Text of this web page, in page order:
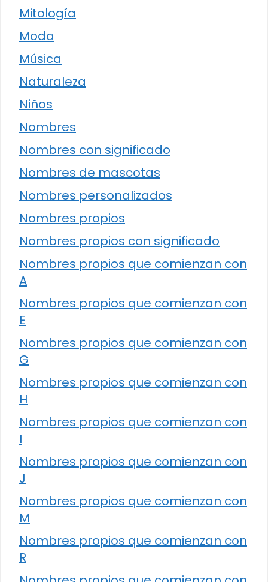
Mitología
Moda
Música
Naturaleza
Niños
Nombres
Nombres con significado
Nombres de mascotas
Nombres personalizados
Nombres propios
Nombres propios con significado
Nombres propios que comienzan con
A
Nombres propios que comienzan con
E
Nombres propios que comienzan con
G
Nombres propios que comienzan con
H
Nombres propios que comienzan con
I
Nombres propios que comienzan con
J
Nombres propios que comienzan con
M
Nombres propios que comienzan con
R